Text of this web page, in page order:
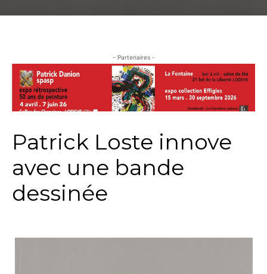
- Partenaires -
Patrick Loste innove
avec une bande
dessinée